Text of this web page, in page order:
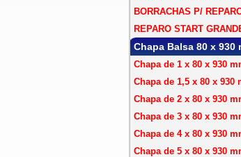
BORRACHAS P/
REPARO START
Chapa Balsa 80 x 930
Chapa de 1 x 80 x 930
Chapa de 1,5 x 80 x 930
Chapa de 2 x 80 x 930
Chapa de 3 x 80 x 930
Chapa de 4 x 80 x 930
Chapa de 5 x 80 x 930